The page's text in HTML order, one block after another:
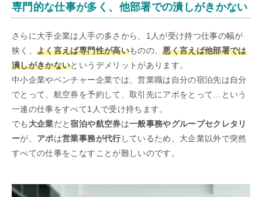
専門的な仕事が多く、他部署での潰しがきかない
さらに大手企業は人手の多さから、1人が受け持つ仕事の幅が
狭く、よく言えば専門性が高いものの、悪く言えば他部署では
潰しがきかないというデメリットがあります。
中小企業やベンチャー企業では、営業職は自分の宿泊先は自分
でとって、航空券を予約して、取引先にアポをとって…という
一連の仕事をすべて1人で受け持ちます。
でも 大企業だと宿泊や航空券は一般事務やグループセクレタリ
ーが、 アポは営業事務が代行 しているため、大企業以外で突然
すべての仕事をこなすことが難しいのです。